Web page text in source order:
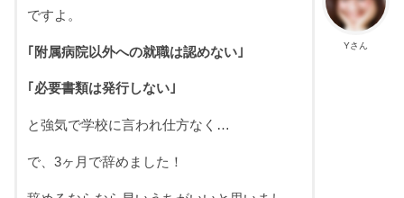
Yさん
ですよ。
｢附属病院以外への就職は認めない｣
｢必要書類は発行しない｣
と強気で学校に言われ仕方なく…
で、3ヶ月で辞めました！